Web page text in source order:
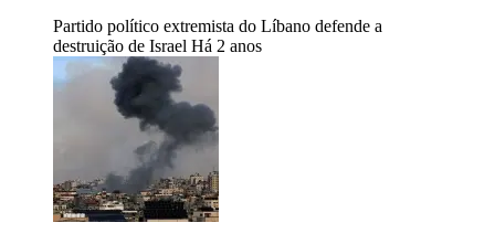
Partido político extremista do Líbano defende a
destruição de Israel Há 2 anos